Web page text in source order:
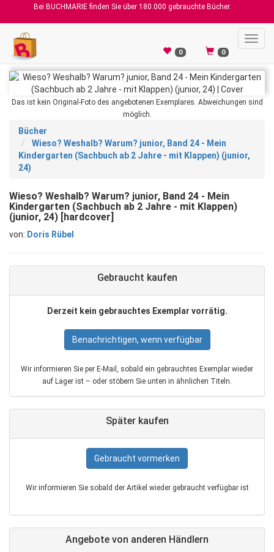
Bei BUCHMARIE finden Sie über 180.000 gebrauchte Bücher.
0 0
Das ist kein Original-Foto des angebotenen Exemplares. Abweichungen sind
möglich.
Bücher
Wieso? Weshalb? Warum? junior, Band 24 - Mein
Kindergarten (Sachbuch ab 2 Jahre - mit Klappen) (junior,
24)
Wieso? Weshalb? Warum? junior, Band 24 - Mein
Kindergarten (Sachbuch ab 2 Jahre - mit Klappen)
(junior, 24) [hardcover]
von: Doris Rübel
Gebraucht kaufen
Derzeit kein gebrauchtes Exemplar vorrätig.
Benachrichtigen, wenn verfügbar
Wir informieren Sie per E‑Mail, sobald ein gebrauchtes Exemplar wieder
auf Lager ist – oder stöbern Sie unten in ähnlichen Titeln.
Später kaufen
Gebraucht vormerken
Wir informieren Sie sobald der Artikel wieder gebraucht verfügbar ist
Angebote von anderen Händlern